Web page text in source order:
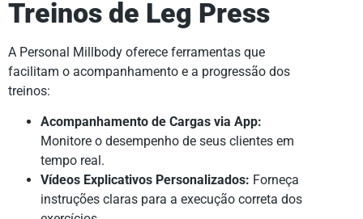
Treinos de Leg Press
A Personal Millbody oferece ferramentas que
facilitam o acompanhamento e a progressão dos
treinos:
Acompanhamento de Cargas via App:
Monitore o desempenho de seus clientes em
tempo real.
Vídeos Explicativos Personalizados: Forneça
instruções claras para a execução correta dos